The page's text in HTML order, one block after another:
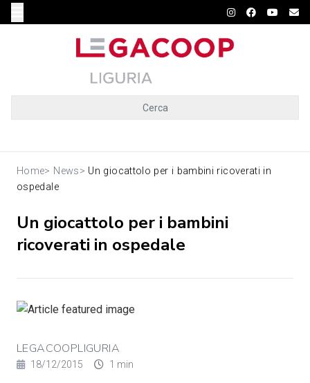
Cerca
Home> News> Un giocattolo per i bambini ricoverati in
ospedale
Un giocattolo per i bambini
ricoverati in ospedale
LEGACOOPLIGURIA
18/12/2015 1 min